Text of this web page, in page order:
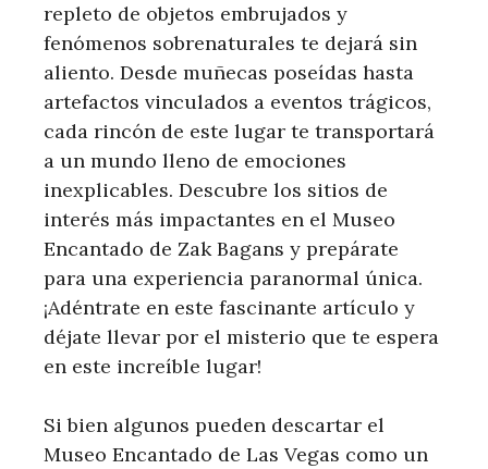
repleto de objetos embrujados y
fenómenos sobrenaturales te dejará sin
aliento. Desde muñecas poseídas hasta
artefactos vinculados a eventos trágicos,
cada rincón de este lugar te transportará
a un mundo lleno de emociones
inexplicables. Descubre los sitios de
interés más impactantes en el Museo
Encantado de Zak Bagans y prepárate
para una experiencia paranormal única.
¡Adéntrate en este fascinante artículo y
déjate llevar por el misterio que te espera
en este increíble lugar!
Si bien algunos pueden descartar el
Museo Encantado de Las Vegas como un